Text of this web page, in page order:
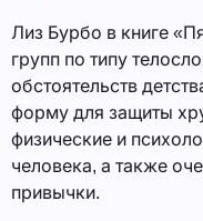
Лиз Бурбо в книге
групп по типу
обстоятельств
форму для защиты
физические и
человека, а также
привычки.